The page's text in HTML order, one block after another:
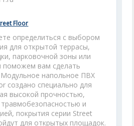
Floor
определиться с выбором
для открытой террасы,
парковочной зоны или
поможем вам сделать
напольное ПВХ
создано специально для
высокой прочностью,
и
покрытия серии Street
для открытых площадок.